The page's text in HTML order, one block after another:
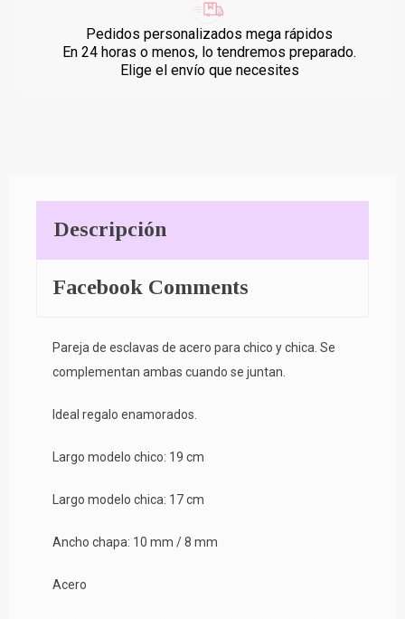
Pedidos personalizados mega rápidos
En 24 horas o menos, lo tendremos preparado.
Elige el envío que necesites
Descripción
Facebook Comments
Pareja de esclavas de acero para chico y chica. Se
complementan ambas cuando se juntan.
Ideal regalo enamorados.
Largo modelo chico: 19 cm
Largo modelo chica: 17 cm
Ancho chapa: 10 mm / 8 mm
Acero